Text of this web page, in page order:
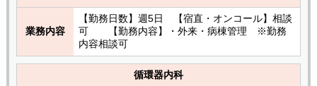
業務内容
【勤務日数】週5日 【宿直・オンコール】相談
可 【勤務内容】・外来・病棟管理 ※勤務
内容相談可
循環器内科